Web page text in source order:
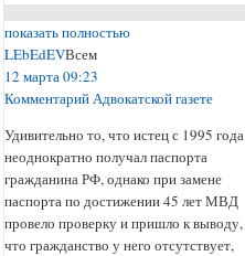
показать полностью
LEbEdEVВсем
12 марта 09:23
Комментарий Адвокатской газете
Удивительно то, что истец с 1995 года
неоднократно получал паспорта
гражданина РФ, однако при замене
паспорта по достижении 45 лет МВД
провело проверку и пришло к выводу,
что гражданство у него отсутствует,